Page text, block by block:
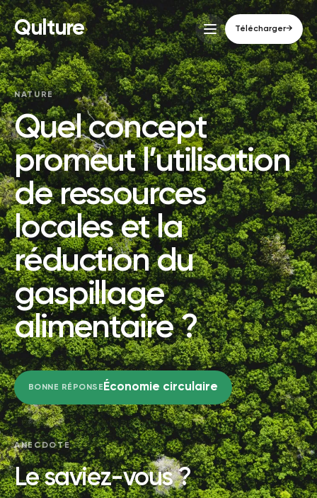
Qulture Télécharger→
NATURE
Quel concept
promeut l’utilisation
de ressources
locales et la
réduction du
gaspillage
alimentaire ?
BONNE RÉPONSE Économie circulaire
ANECDOTE
Le saviez-vous ?